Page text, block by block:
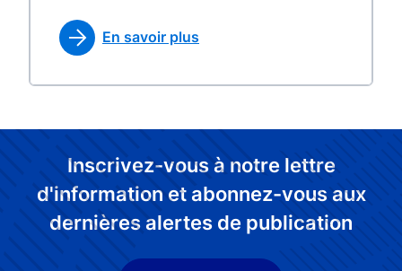
En savoir plus
Inscrivez-vous à notre lettre
d'information et abonnez-vous aux
dernières alertes de publication